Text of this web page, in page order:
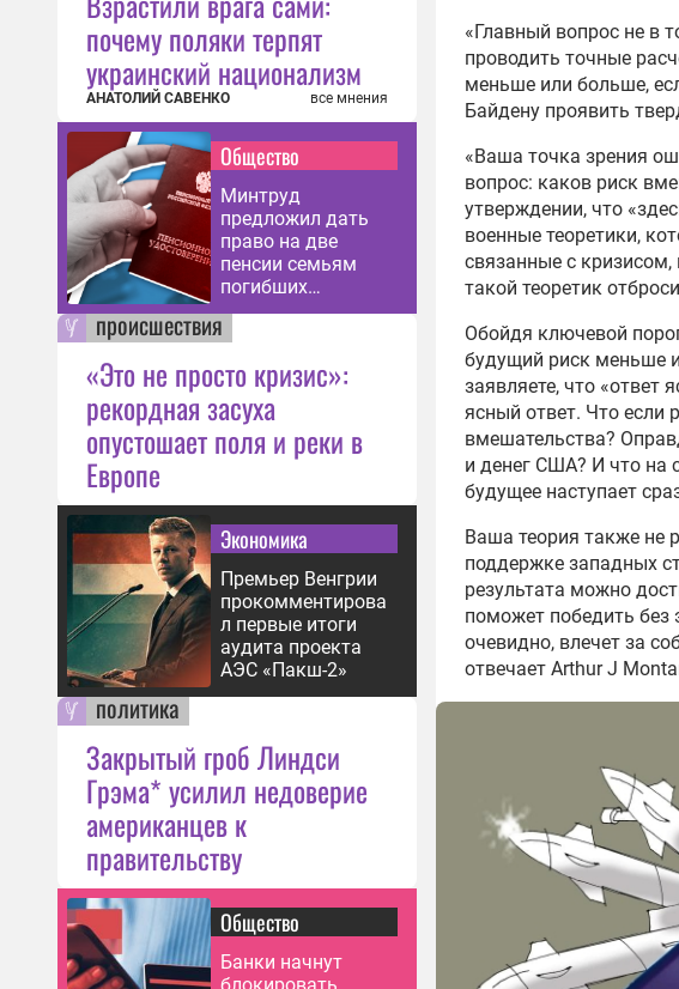
почему поляки терпят
украинский национализм
АНАТОЛИЙ САВЕНКО все мнения
Общество
Минтруд
предложил дать
право на две
пенсии семьям
погибших
участников СВО
происшествия
«Это не просто кризис»:
рекордная засуха
опустошает поля и реки в
Европе
Экономика
Премьер Венгрии
прокомментирова
л первые итоги
аудита проекта
АЭС «Пакш-2»
политика
Закрытый гроб Линдси
Грэма* усилил недоверие
американцев к
правительству
Общество
Банки начнут
10:05
ВС России с начала
спецоперации
09:29
ВС России за
34 морских судна,
в интересах ВСУ
09:27
уничтожили пять
катеров ВСУ
09:24
ВС России
в Харьковской
пулемета сбил
«Хорнет» ВСУ
09:22
ВС РФ поразили
место сборки
в Сумской области
ВС России
техникой ВСУ в
Днепропетровской
08:16
Жители
Черниговской
отказались от
07:00
«Главный вопрос не в
проводить точные
меньше или больше,
Байдену проявить
«Ваша точка зрения
вопрос: каков риск
утверждении, что
военные теоретики,
связанные с
такой теоретик
Обойдя ключевой
будущий риск меньше
заявляете, что «ответ
ясный ответ. Что если
вмешательства?
и денег США? И что на
будущее наступает
Ваша теория также не
поддержке западных
результата можно
поможет победить без
очевидно, влечет за
отвечает Arthur J